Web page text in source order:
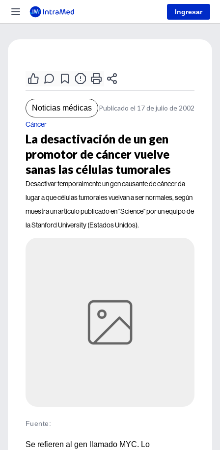
Ingresar
Noticias médicas Publicado el 17 de julio de 2002
Cáncer
La desactivación de un gen
promotor de cáncer vuelve
sanas las células tumorales
Desactivar temporalmente un gen causante de cáncer da
lugar a que células tumorales vuelvan a ser normales, según
muestra un artículo publicado en "Science" por un equipo de
la Stanford University (Estados Unidos).
Fuente:
Se refieren al gen llamado MYC. Lo